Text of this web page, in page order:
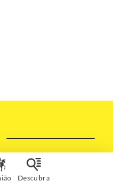
Descubra